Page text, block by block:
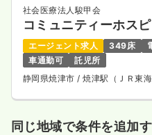
社会医療法人駿甲会
コミュニティーホス
エージェント求人 349床
車通勤可
託児所
静岡県焼津市 / 焼津駅（ＪＲ東
同じ地域で条件を追加